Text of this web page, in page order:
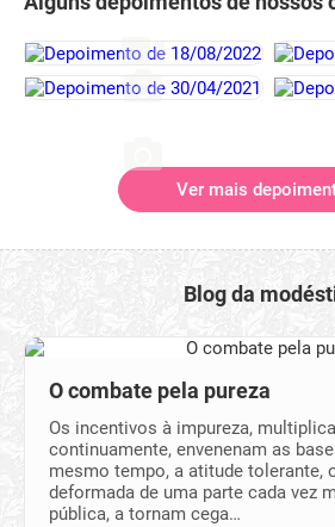
Ver mais
Blog da
O combate pela pureza
Os incentivos à impureza,
continuamente, envenenam as
mesmo tempo, a atitude tolerante,
deformada de uma parte cada vez
pública, a tornam cega…